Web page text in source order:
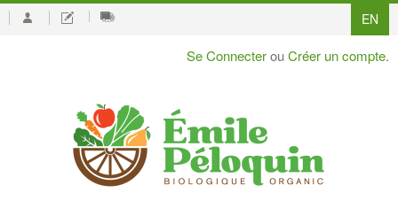
EN
Se ConnecterouCréer un compte.